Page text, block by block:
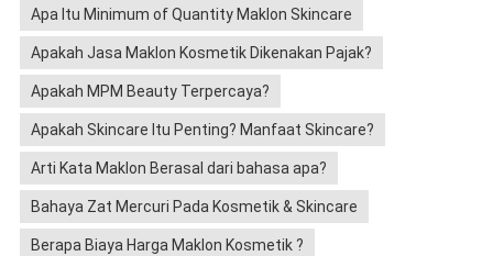
Apa Itu Minimum of Quantity Maklon Skincare
Apakah Jasa Maklon Kosmetik Dikenakan Pajak?
Apakah MPM Beauty Terpercaya?
Apakah Skincare Itu Penting? Manfaat Skincare?
Arti Kata Maklon Berasal dari bahasa apa?
Bahaya Zat Mercuri Pada Kosmetik & Skincare
Berapa Biaya Harga Maklon Kosmetik ?